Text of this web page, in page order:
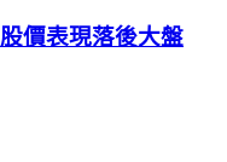
價表現落後大盤